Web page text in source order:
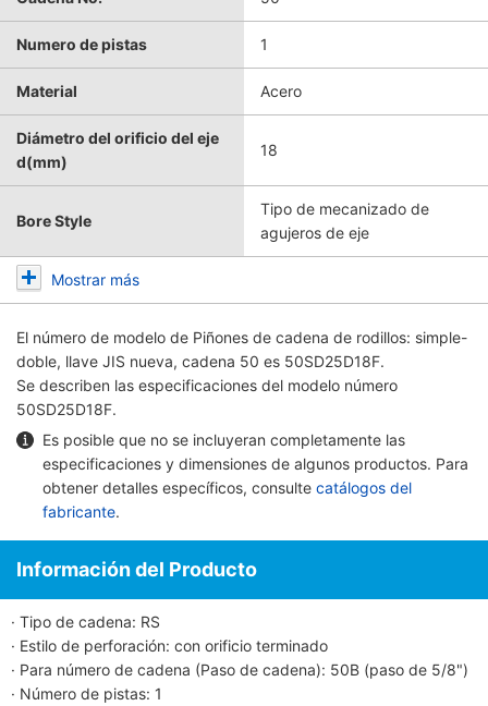
Numero de pistas 1
Material Acero
Diámetro del orificio del eje
d(mm)
18
Bore Style
Tipo de mecanizado de
agujeros de eje
Mostrar más
El número de modelo de Piñones de cadena de rodillos: simple-
doble, llave JIS nueva, cadena 50 es 50SD25D18F.
Se describen las especificaciones del modelo número
50SD25D18F.
Es posible que no se incluyeran completamente las
especificaciones y dimensiones de algunos productos. Para
obtener detalles específicos, consulte catálogos del
fabricante.
Información del Producto
· Tipo de cadena: RS
· Estilo de perforación: con orificio terminado
· Para número de cadena (Paso de cadena): 50B (paso de 5/8")
· Número de pistas: 1